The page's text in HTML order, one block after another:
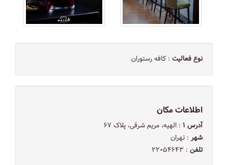
نوع فعالیت : کافه رستوران
اطلاعات مکان
آدرس ۱
: الهیه، مریم شرقی، پلاک ۶۷
شهر : تهران
تلفن : ۲۲۰۵۴۶۴۳